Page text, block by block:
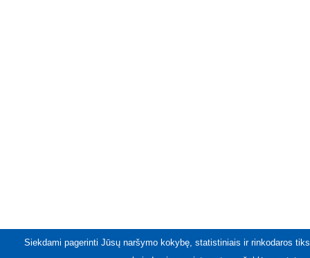
Siekdami pagerinti Jūsų naršymo kokybę, statistiniais ir rinkodaros